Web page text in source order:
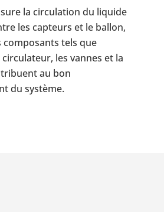
la circulation du liquide
les capteurs et le ballon,
composants tels que
circulateur, les vannes et la
au bon
du système.